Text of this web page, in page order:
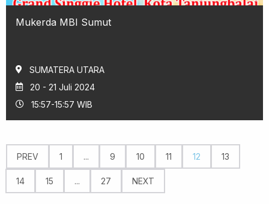
Mukerda MBI Sumut
SUMATERA UTARA
20 - 21 Juli 2024
15:57-15:57 WIB
PREV 1 ... 9 10 11 12 13
14 15 ... 27 NEXT